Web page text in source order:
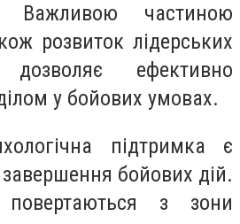
Важливою частиною
розвиток лідерських
ефективно
у бойових умовах.
підтримка є
бойових дій.
повертаються з зони